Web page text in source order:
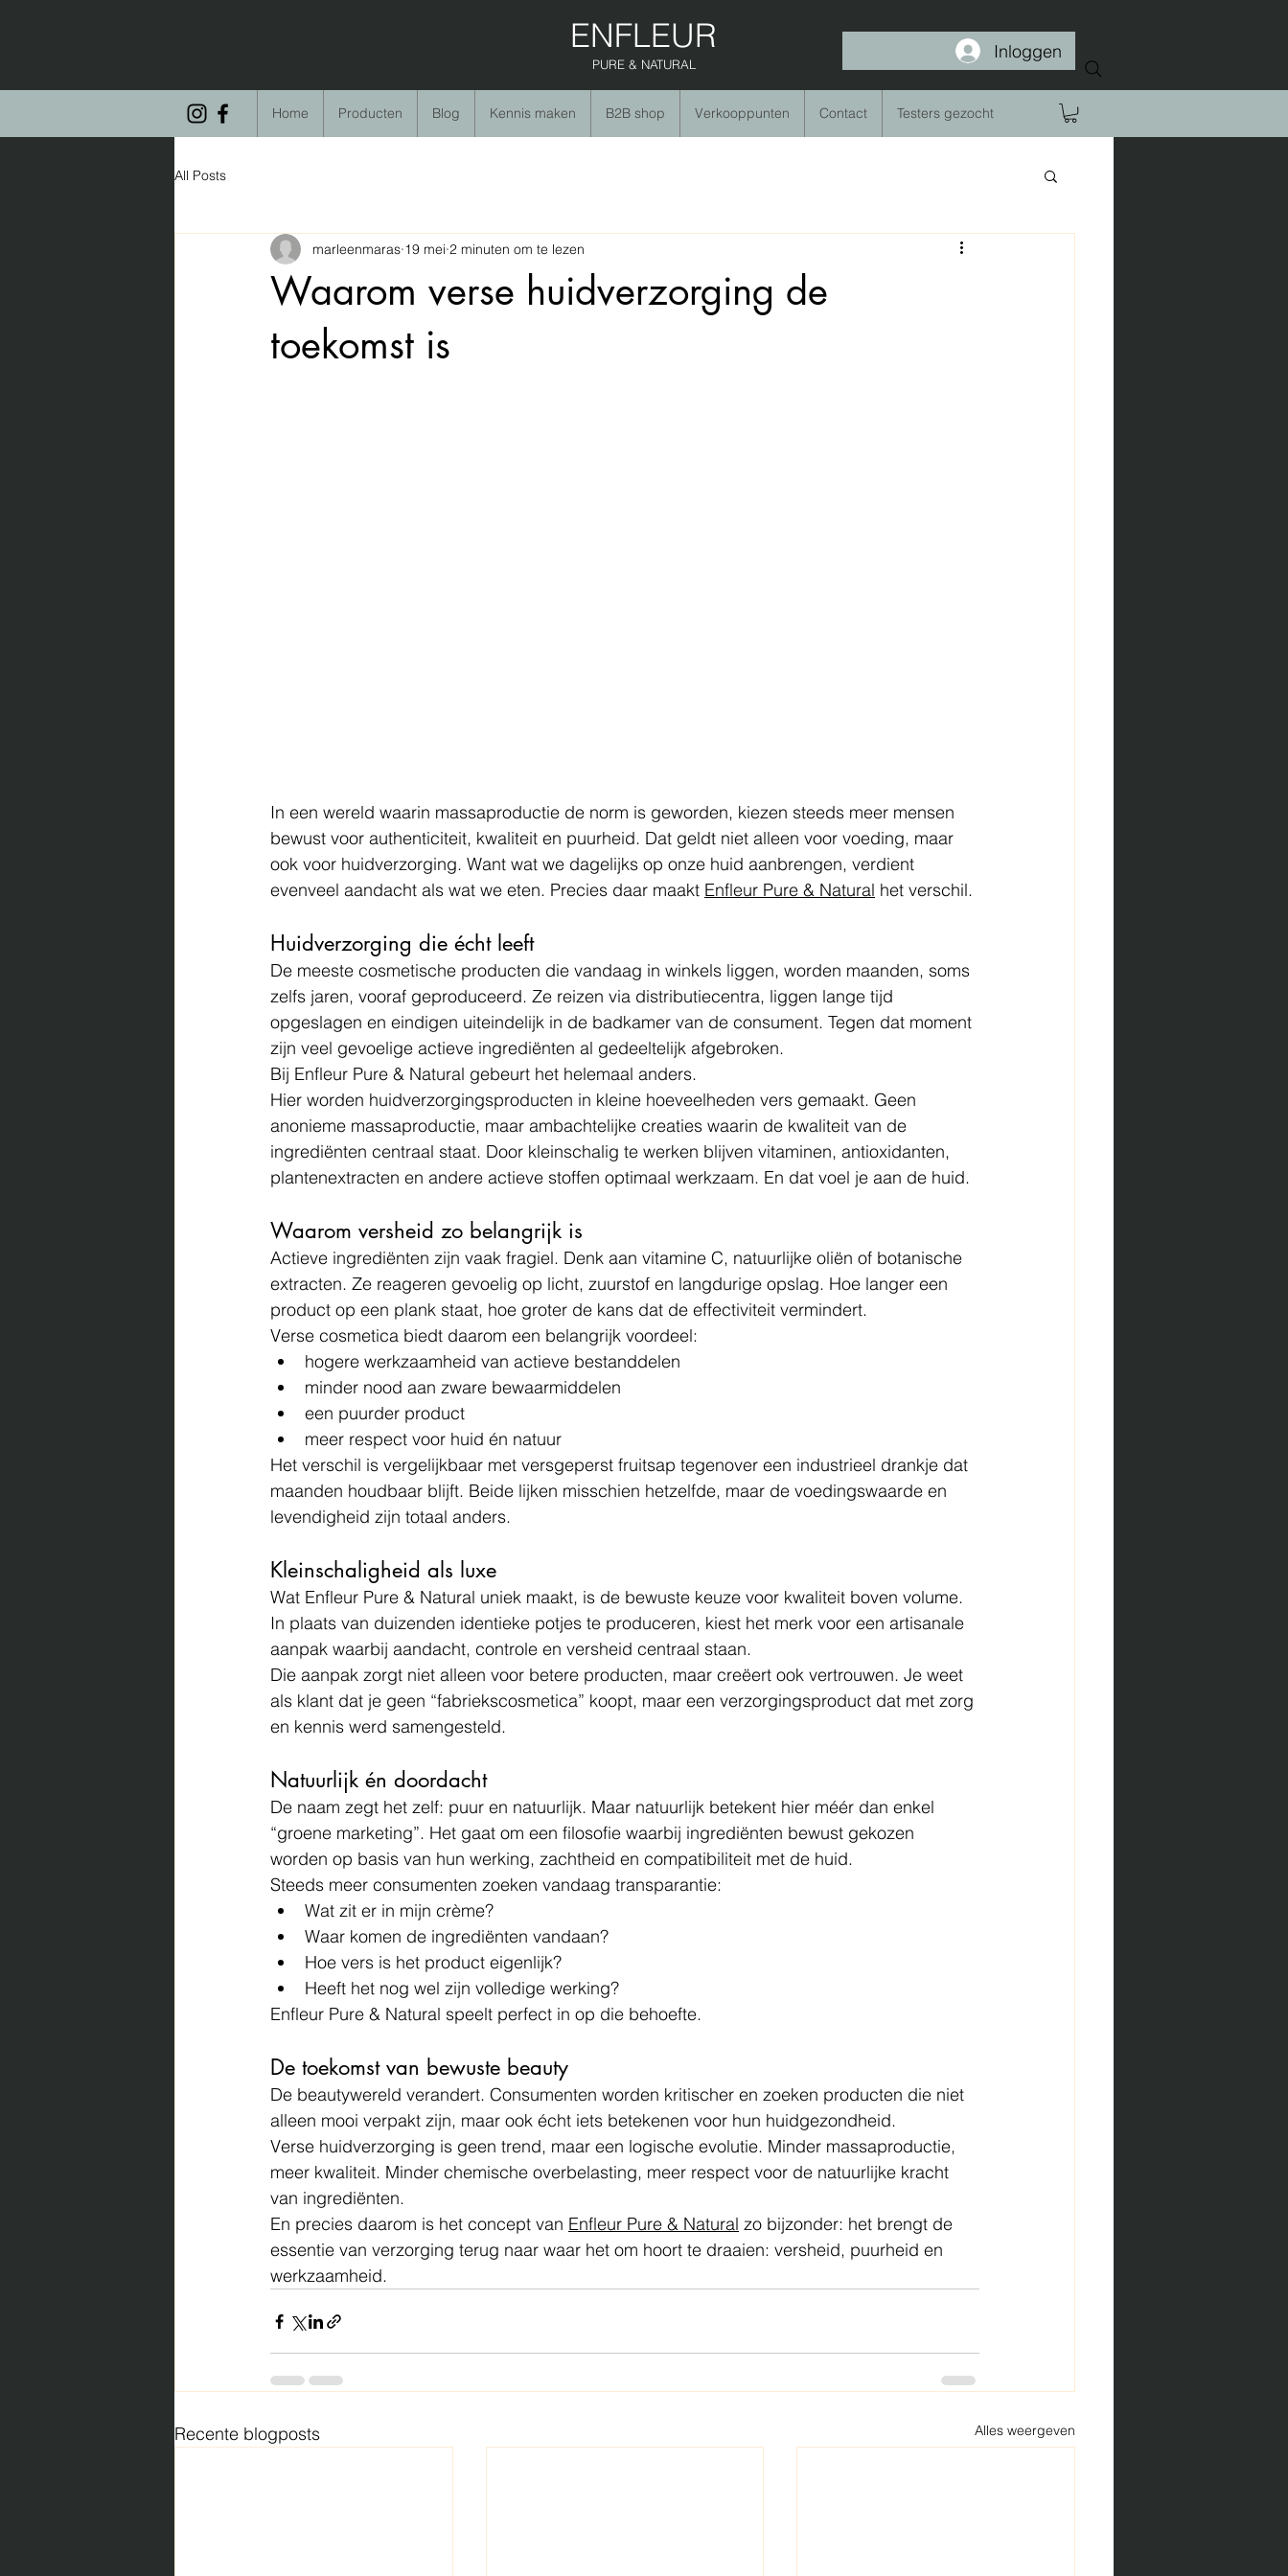
Home Producten Blog Kennis maken B2B shop Verkooppunten Contact Testers gezocht
ENFLEUR
PURE & NATURAL
Inloggen
All Posts
Waarom verse huidverzorging de
toekomst is
marleenmaras 19 mei 2 minuten om te lezen
In een wereld waarin massaproductie de norm is geworden, kiezen steeds meer mensen
bewust voor authenticiteit, kwaliteit en puurheid. Dat geldt niet alleen voor voeding, maar
ook voor huidverzorging. Want wat we dagelijks op onze huid aanbrengen, verdient
evenveel aandacht als wat we eten. Precies daar maakt Enfleur Pure & Natural het verschil.
Huidverzorging die écht leeft
De meeste cosmetische producten die vandaag in winkels liggen, worden maanden, soms
zelfs jaren, vooraf geproduceerd. Ze reizen via distributiecentra, liggen lange tijd
opgeslagen en eindigen uiteindelijk in de badkamer van de consument. Tegen dat moment
zijn veel gevoelige actieve ingrediënten al gedeeltelijk afgebroken.
Bij Enfleur Pure & Natural gebeurt het helemaal anders.
Hier worden huidverzorgingsproducten in kleine hoeveelheden vers gemaakt. Geen
anonieme massaproductie, maar ambachtelijke creaties waarin de kwaliteit van de
ingrediënten centraal staat. Door kleinschalig te werken blijven vitaminen, antioxidanten,
plantenextracten en andere actieve stoffen optimaal werkzaam. En dat voel je aan de huid.
Waarom versheid zo belangrijk is
Actieve ingrediënten zijn vaak fragiel. Denk aan vitamine C, natuurlijke oliën of botanische
extracten. Ze reageren gevoelig op licht, zuurstof en langdurige opslag. Hoe langer een
product op een plank staat, hoe groter de kans dat de effectiviteit vermindert.
Verse cosmetica biedt daarom een belangrijk voordeel:
hogere werkzaamheid van actieve bestanddelen
minder nood aan zware bewaarmiddelen
een puurder product
meer respect voor huid én natuur
Het verschil is vergelijkbaar met versgeperst fruitsap tegenover een industrieel drankje dat
maanden houdbaar blijft. Beide lijken misschien hetzelfde, maar de voedingswaarde en
levendigheid zijn totaal anders.
Kleinschaligheid als luxe
Wat Enfleur Pure & Natural uniek maakt, is de bewuste keuze voor kwaliteit boven volume.
In plaats van duizenden identieke potjes te produceren, kiest het merk voor een artisanale
aanpak waarbij aandacht, controle en versheid centraal staan.
Die aanpak zorgt niet alleen voor betere producten, maar creëert ook vertrouwen. Je weet
als klant dat je geen “fabriekscosmetica” koopt, maar een verzorgingsproduct dat met zorg
en kennis werd samengesteld.
Natuurlijk én doordacht
De naam zegt het zelf: puur en natuurlijk. Maar natuurlijk betekent hier méér dan enkel
“groene marketing”. Het gaat om een filosofie waarbij ingrediënten bewust gekozen
worden op basis van hun werking, zachtheid en compatibiliteit met de huid.
Steeds meer consumenten zoeken vandaag transparantie:
Wat zit er in mijn crème?
Waar komen de ingrediënten vandaan?
Hoe vers is het product eigenlijk?
Heeft het nog wel zijn volledige werking?
Enfleur Pure & Natural speelt perfect in op die behoefte.
De toekomst van bewuste beauty
De beautywereld verandert. Consumenten worden kritischer en zoeken producten die niet
alleen mooi verpakt zijn, maar ook écht iets betekenen voor hun huidgezondheid.
Verse huidverzorging is geen trend, maar een logische evolutie. Minder massaproductie,
meer kwaliteit. Minder chemische overbelasting, meer respect voor de natuurlijke kracht
van ingrediënten.
En precies daarom is het concept van Enfleur Pure & Natural zo bijzonder: het brengt de
essentie van verzorging terug naar waar het om hoort te draaien: versheid, puurheid en
werkzaamheid.
Recente blogposts Alles weergeven